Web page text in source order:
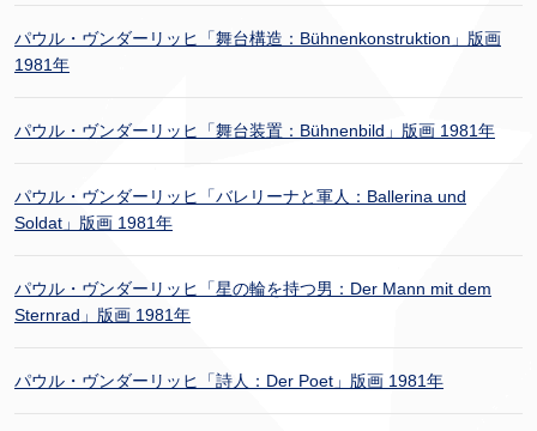
パウル・ヴンダーリッヒ「舞台構造：Bühnenkonstruktion」版画
1981年
パウル・ヴンダーリッヒ「舞台装置：Bühnenbild」版画 1981年
パウル・ヴンダーリッヒ「バレリーナと軍人：Ballerina und
Soldat」版画 1981年
パウル・ヴンダーリッヒ「星の輪を持つ男：Der Mann mit dem
Sternrad」版画 1981年
パウル・ヴンダーリッヒ「詩人：Der Poet」版画 1981年